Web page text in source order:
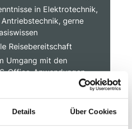
Details Über Cookies
in Elektrotechnik,
gerne
Reisebereitschaft
Umgang mit den
Office-Anwendungen
in Wort
die Fähigkeit, in